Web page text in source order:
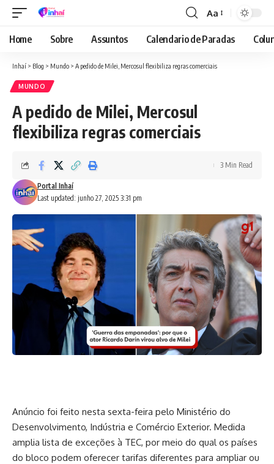
Font
Resizer
Aa
Home Sobre Assuntos Calendario de Paradas
Inhaí > Blog > Mundo > A pedido de Milei, Mercosul flexibiliza regras comerciais
MUNDO
A pedido de Milei, Mercosul
flexibiliza regras comerciais
Last updated: junho 27, 2025 3:31 pm
Portal Inhaí
3 Min Read
Anúncio foi feito nesta sexta-feira pelo Ministério do
Desenvolvimento, Indústria e Comércio Exterior. Medida
amplia lista de exceções à TEC, por meio do qual os países
do bloco podem oferecer tarifas diferentes para ampliar ou